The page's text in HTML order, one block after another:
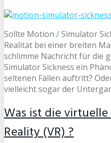
Sollte Motion / Simulator
Realität bei einer breiten
schlimme Nachricht für die
Simulator Sickness ein
seltenen Fällen auftritt?
vielleicht sogar der
Was ist die
Reality (VR) ?